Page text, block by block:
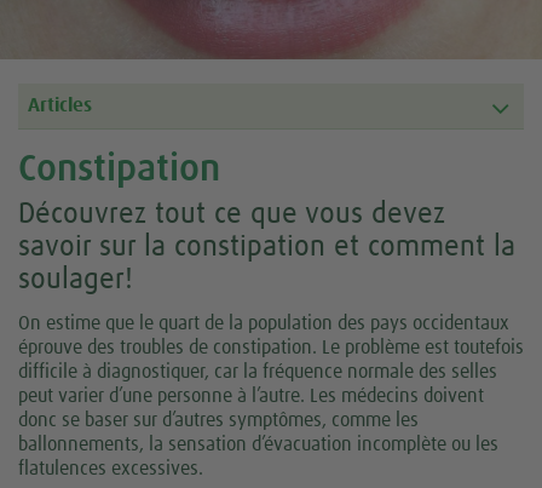
Articles
Constipation
Découvrez tout ce que vous devez
savoir sur la constipation et comment la
soulager!
On estime que le quart de la population des pays occidentaux
éprouve des troubles de constipation. Le problème est toutefois
difficile à diagnostiquer, car la fréquence normale des selles
peut varier d’une personne à l’autre. Les médecins doivent
donc se baser sur d’autres symptômes, comme les
ballonnements, la sensation d’évacuation incomplète ou les
flatulences excessives.